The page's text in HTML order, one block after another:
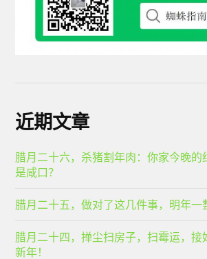
近期文章
腊月二十六，杀猪割年肉：你家今晚的
是咸口？
腊月二十五，做对了这几件事，明年一
腊月二十四，掸尘扫房子，扫霉运，接
新年！